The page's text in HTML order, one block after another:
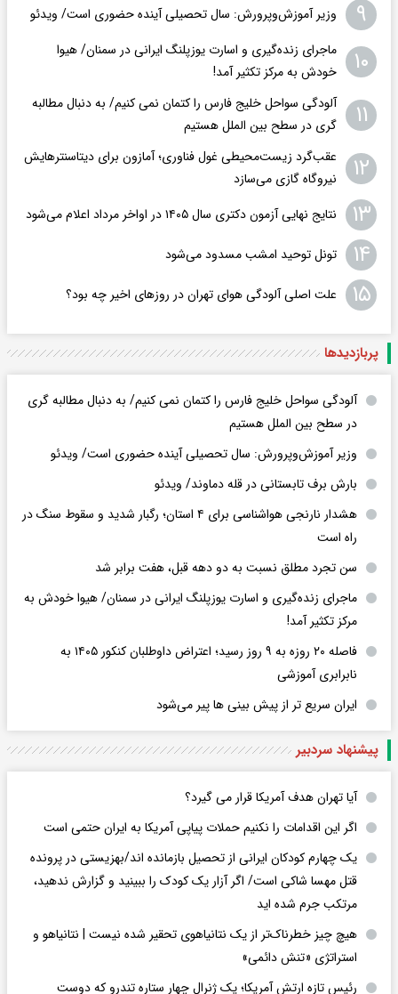
۹ وزیر آموزش‌وپرورش: سال تحصیلی آینده حضوری است/ ویدئو
۱۰
ماجرای زنده‌گیری و اسارت یوزپلنگ ایرانی در سمنان/ هیوا
خودش به مرکز تکثیر آمد!
۱۱
آلودگی سواحل خلیج فارس را کتمان نمی کنیم/ به دنبال مطالبه
گری در سطح بین الملل هستیم
۱۲
عقب‌گرد زیست‌محیطی غول فناوری؛ آمازون برای دیتاسنترهایش
نیروگاه گازی می‌سازد
۱۳ نتایج نهایی آزمون دکتری سال ۱۴۰۵ در اواخر مرداد اعلام می‌شود
۱۴ تونل توحید امشب مسدود می‌شود
۱۵ علت اصلی آلودگی هوای تهران در روزهای اخیر چه بود؟
پربازدید‌ها
آلودگی سواحل خلیج فارس را کتمان نمی کنیم/ به دنبال مطالبه گری
در سطح بین الملل هستیم
وزیر آموزش‌وپرورش: سال تحصیلی آینده حضوری است/ ویدئو
بارش برف تابستانی در قله دماوند/ ویدئو
هشدار نارنجی هواشناسی برای ۴ استان؛ رگبار شدید و سقوط سنگ در
راه است
سن تجرد مطلق نسبت به دو دهه قبل، هفت برابر شد
ماجرای زنده‌گیری و اسارت یوزپلنگ ایرانی در سمنان/ هیوا خودش به
مرکز تکثیر آمد!
فاصله ۲۰ روزه به ۹ روز رسید؛ اعتراض داوطلبان کنکور ۱۴۰۵ به
نابرابری آموزشی
ایران سریع تر از پیش بینی ها پیر می‌شود
پیشنهاد سردبیر
آیا تهران هدف آمریکا قرار می گیرد؟
اگر این اقدامات را نکنیم حملات پیاپی آمریکا به ایران حتمی است
یک چهارم کودکان ایرانی از تحصیل بازمانده اند/بهزیستی در پرونده
قتل مهسا شاکی است/ اگر آزار یک کودک را ببینید و گزارش ندهید،
مرتکب جرم شده اید
هیچ چیز خطرناک‌تر از یک نتانیاهوی تحقیر شده نیست | نتانیاهو و
استراتژی «تنش دائمی»
رئیس تازه ارتش آمریکا؛ یک ژنرال چهار ستاره تندرو که دوست